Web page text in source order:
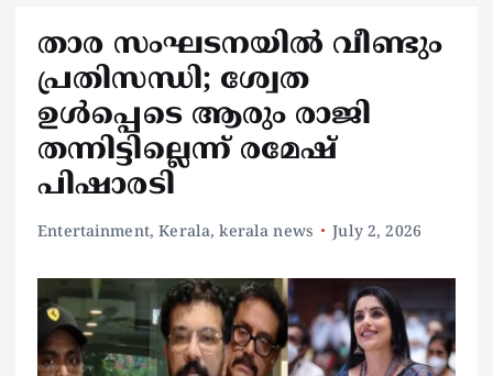
താര സംഘടനയിൽ വീണ്ടും
പ്രതിസന്ധി; ശ്വേത
ഉൾപ്പെടെ ആരും രാജി
തന്നിട്ടില്ലെന്ന് രമേഷ്
പിഷാരടി
Entertainment,Kerala,kerala news July 2, 2026